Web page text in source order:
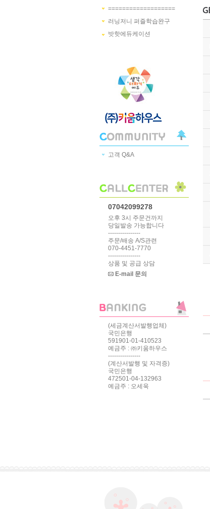
===================
러닝저니 퍼즐학습완구
밧핫에듀케이션
고객 Q&A
07042099278
오후 3시 주문건까지
당일발송 가능합니다
----------------
주문/배송 A/S관련
070-4451-7770
----------------
상품 및 공급 상담
E-mail 문의
(세금계산서발행업체)
국민은행
591901-01-410523
예금주 : ㈜키움하우스
----------------
(계산서발행 및 자격증)
국민은행
472501-04-132963
예금주 : 오세욱